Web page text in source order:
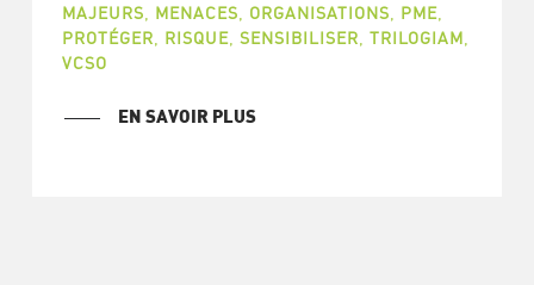
MAJEURS
MENACES ORGANISATIONS PME,
PROTÉGER
RISQUE, SENSIBILISER TRILOGIAM
VCSO
EN SAVOIR PLUS